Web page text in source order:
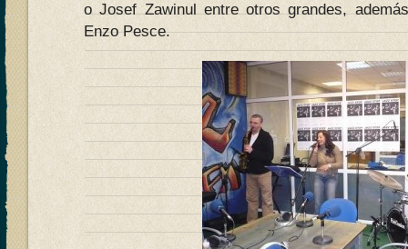
o Josef Zawinul entre otros grandes,
Enzo Pesce.